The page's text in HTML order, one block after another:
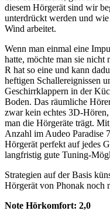
diesem Hörgerät sind wir
unterdrückt werden und
Wind arbeitet.
Wenn man einmal eine
hatte, möchte man sie nicht
R hat so eine und kann
heftigen Schallereignissen
Geschirrklappern in der
Boden. Das räumliche
zwar kein echtes 3D-
man die Hörgeräte trägt.
Anzahl im Audeo Paradise
Hörgerät perfekt auf jedes
langfristig gute Tuning-
Strategien auf der Basis
Hörgerät von Phonak noch
Note Hörkomfort: 2,0